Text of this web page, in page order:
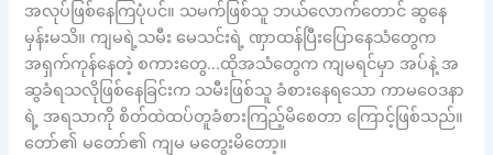
အလုပ်ဖြစ်နေကြပုံပင်။ သမက်ဖြစ်သူ ဘယ်လောက်တောင် ဆွနေ
မှန်းမသိ။ ကျမရဲ့သမီး မေသင်းရဲ့ ဏှာထန်ပြီးပြောနေသံတွေက
အရှက်ကုန်နေတဲ့ စကားတွေ…ထိုအသံတွေက ကျမရင်မှာ အပ်နဲ့ အ
ဆွခံရသလိုဖြစ်နေခြင်းက သမီးဖြစ်သူ ခံစားနေရသော ကာမဝေဒနာ
ရဲ့ အရသာကို စိတ်ထဲထပ်တူခံစားကြည့်မိစေတာ ကြောင့်ဖြစ်သည်။
တော်၏ မတော်၏ ကျမ မတွေးမိတော့။